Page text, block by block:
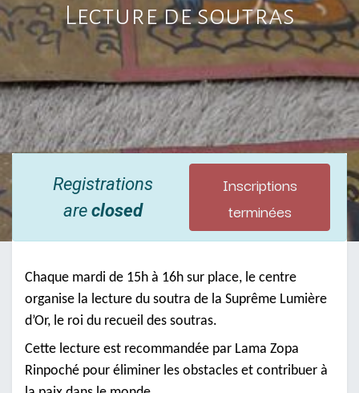
Lecture de soutras
Registrations
areclosed
Inscriptions
terminées
Chaque mardi de 15h à 16h sur place, le centre
organise la lecture du soutra de la Suprême Lumière
d’Or, le roi du recueil des soutras.
Cette lecture est recommandée par Lama Zopa
Rinpoché pour éliminer les obstacles et contribuer à